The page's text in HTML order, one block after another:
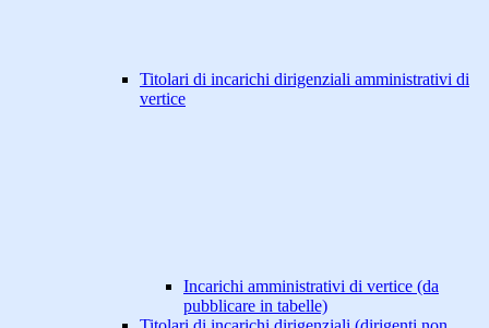
Titolari di incarichi dirigenziali amministrativi di
vertice
Incarichi amministrativi di vertice (da
pubblicare in tabelle)